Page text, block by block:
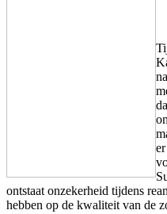
ontstaat onzekerheid tijdens
hebben op de kwaliteit van de